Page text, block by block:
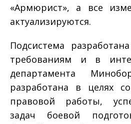
«Армюрист», а все
актуализируются.
Подсистема
требованиям и в
департамента
разработана в целях
правовой работы,
задач боевой